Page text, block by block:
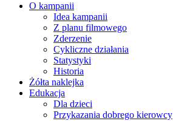
O kampanii
Idea kampanii
Z planu filmowego
Zderzenie
Cykliczne działania
Statystyki
Historia
Żółta naklejka
Edukacja
Dla dzieci
Przykazania dobrego kierowcy